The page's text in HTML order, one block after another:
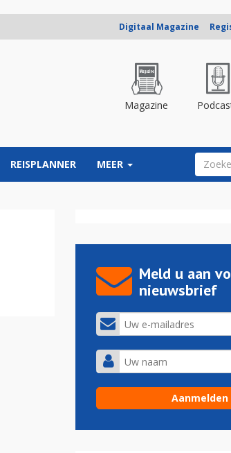
Digitaal Magazine
Magazine
REISPLANNER MEER
Meld u aan
nieuwsbrief